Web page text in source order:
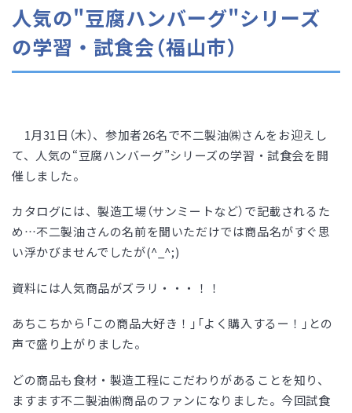
人気の"豆腐ハンバーグ"シリーズ
の学習・試食会（福山市）
1月31日（木）、参加者26名で不二製油㈱さんをお迎えし
て、人気の“豆腐ハンバーグ”シリーズの学習・試食会を開
催しました。
カタログには、製造工場（サンミートなど）で記載されるた
め…不二製油さんの名前を聞いただけでは商品名がすぐ思
い浮かびませんでしたが(^_^;)
資料には人気商品がズラリ・・・！！
あちこちから「この商品大好き！」「よく購入するー！」との
声で盛り上がりました。
どの商品も食材・製造工程にこだわりがあることを知り、
ますます不二製油㈱商品のファンになりました。今回試食